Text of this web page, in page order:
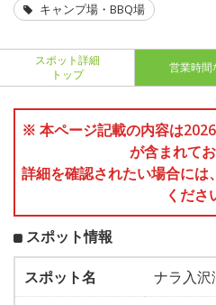
キャンプ場・BBQ場
スポット詳細
トップ
営業時間
※ 本ページ記載の内容は
が含まれてお
詳細を確認されたい場合に
くださ
スポット情報
スポット名
ナラ入沢